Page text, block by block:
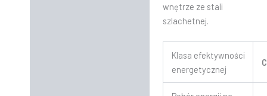
wnętrze ze stali
szlachetnej.
Klasa efektywności
energetycznej
C